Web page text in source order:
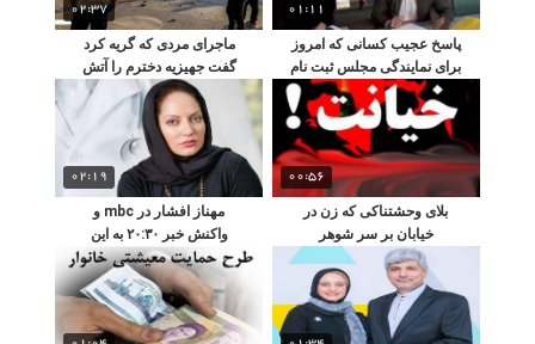
01:11
پاسخ عجیب کسانی که امروز
برای نمایندگی مجلس ثبت نام
کردند !
02:37
ماجرای مردی که گریه کرد
گفت جهیزیه دخترم را آتش
زدند!!
00:56
بلای وحشتناکی که زن در
خیابان بر سر شوهر
خیانتکارش آورد!!
02:19
مهناز افشار در mbc و
واکنش خبر ۲۰:۳۰ به این
موضوع !